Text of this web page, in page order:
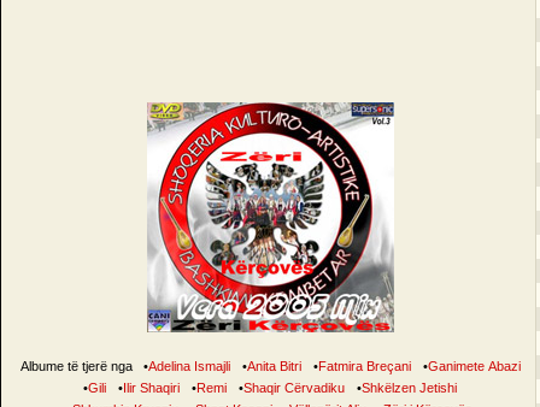
Albume të tjerë nga •Adelina Ismajli •Anita Bitri •Fatmira Breçani •Ganimete Abazi
•Gili •Ilir Shaqiri •Remi •Shaqir Cërvadiku •Shkëlzen Jetishi